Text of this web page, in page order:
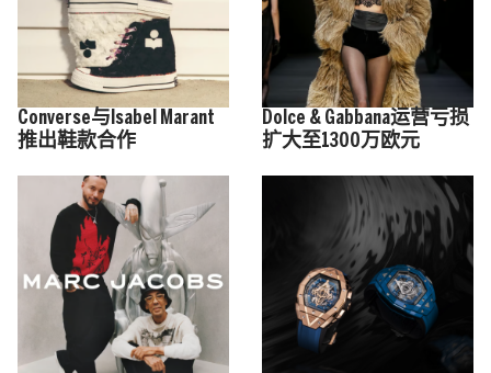
Converse与Isabel Marant
推出鞋款合作
Dolce & Gabbana运营亏损
扩大至1300万欧元